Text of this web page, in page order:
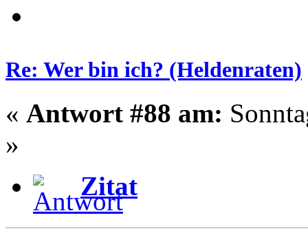
Re: Wer bin ich? (Heldenraten)
« Antwort #88 am:
»
Zitat